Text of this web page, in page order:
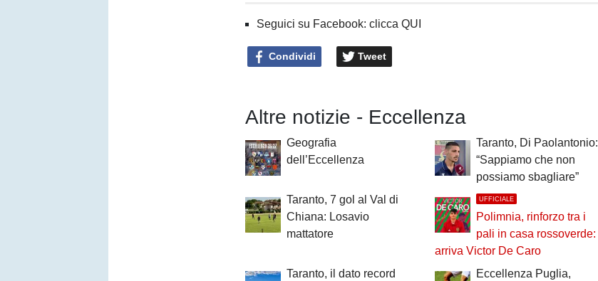
Seguici su Facebook: clicca QUI
Condividi Tweet
Altre notizie - Eccellenza
Geografia
dell’Eccellenza
Taranto, Di Paolantonio:
“Sappiamo che non
possiamo sbagliare”
Taranto, 7 gol al Val di
Chiana: Losavio
mattatore
UFFICIALE
Polimnia, rinforzo tra i
pali in casa rossoverde:
arriva Victor De Caro
Taranto, il dato record
Eccellenza Puglia,